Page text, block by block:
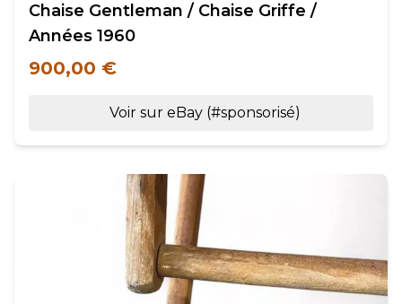
Chaise Gentleman / Chaise Griffe /
Années 1960
900,00 €
Voir sur eBay (#sponsorisé)